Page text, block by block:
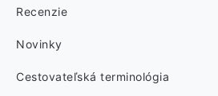
Recenzie
Novinky
Cestovateľská terminológia